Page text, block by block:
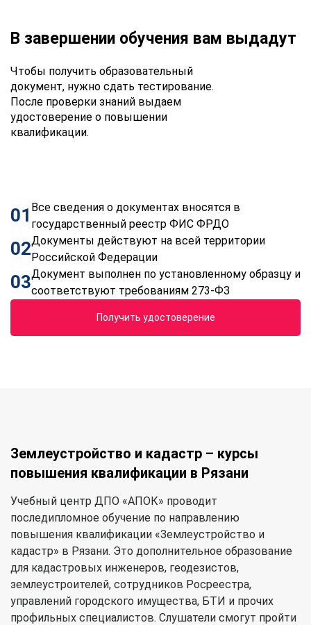
В завершении обучения вам выдадут
Чтобы получить образовательный
документ, нужно сдать тестирование.
После проверки знаний выдаем
удостоверение о повышении
квалификации.
01 Все сведения о документах вносятся в
государственный реестр ФИС ФРДО
02Документы действуют на всей территории
Российской Федерации
03Документ выполнен по установленному образцу и
соответствуют требованиям 273-ФЗ
Получить удостоверение
Землеустройство и кадастр – курсы
повышения квалификации в Рязани
Учебный центр ДПО «АПОК» проводит
последипломное обучение по направлению
повышения квалификации «Землеустройство и
кадастр» в Рязани. Это дополнительное образование
для кадастровых инженеров, геодезистов,
землеустроителей, сотрудников Росреестра,
управлений городского имущества, БТИ и прочих
профильных специалистов. Слушатели смогут пройти